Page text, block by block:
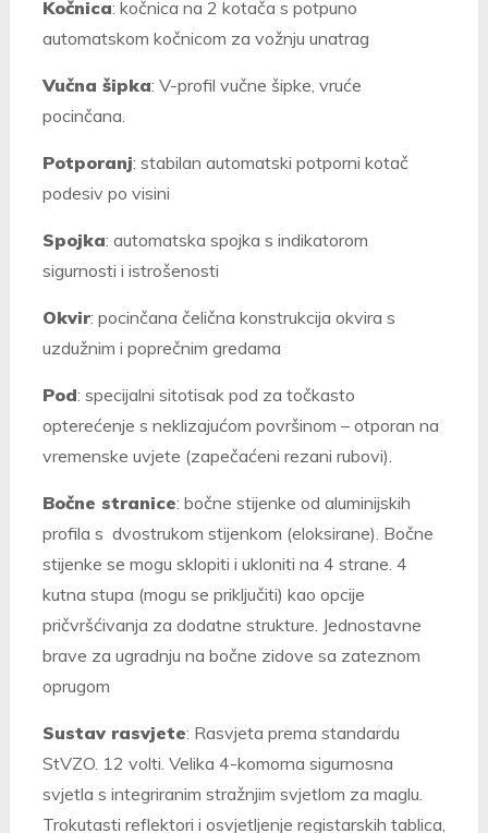
Kočnica: kočnica na 2 kotača s potpuno
automatskom kočnicom za vožnju unatrag
Vučna šipka: V-profil vučne šipke, vruće
pocinčana.
Potporanj: stabilan automatski potporni kotač
podesiv po visini
Spojka: automatska spojka s indikatorom
sigurnosti i istrošenosti
Okvir: pocinčana čelična konstrukcija okvira s
uzdužnim i poprečnim gredama
Pod: specijalni sitotisak pod za točkasto
opterećenje s neklizajućom površinom – otporan na
vremenske uvjete (zapečaćeni rezani rubovi).
Bočne stranice: bočne stijenke od aluminijskih
profila s dvostrukom stijenkom (eloksirane). Bočne
stijenke se mogu sklopiti i ukloniti na 4 strane. 4
kutna stupa (mogu se priključiti) kao opcije
pričvršćivanja za dodatne strukture. Jednostavne
brave za ugradnju na bočne zidove sa zateznom
oprugom
Sustav rasvjete: Rasvjeta prema standardu
StVZO. 12 volti. Velika 4-komorna sigurnosna
svjetla s integriranim stražnjim svjetlom za maglu.
Trokutasti reflektori i osvjetljenje registarskih tablica,